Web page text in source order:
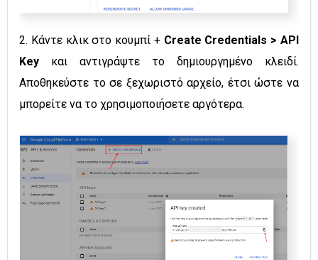
2. Κάντε κλικ στο κουμπί + Create Credentials > API
Key και αντιγράψτε το δημιουργημένο κλειδί.
Αποθηκεύστε το σε ξεχωριστό αρχείο, έτσι ώστε να
μπορείτε να το χρησιμοποιήσετε αργότερα.